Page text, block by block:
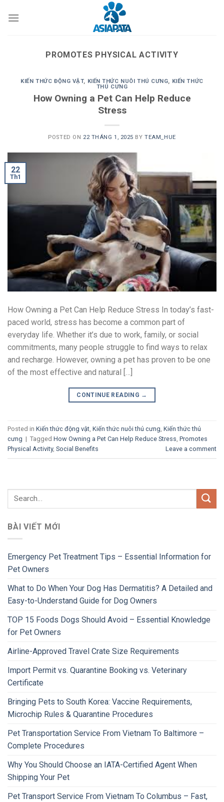
PROMOTES PHYSICAL ACTIVITY
KIẾN THỨC ĐỘNG VẬT, KIẾN THỨC NUÔI THÚ CƯNG, KIẾN THỨC
THÚ CƯNG
How Owning a Pet Can Help Reduce
Stress
POSTED ON 22 THÁNG 1, 2025 BYTEAM_HUE
22
Th1
How Owning a Pet Can Help Reduce Stress In today’s fast-
paced world, stress has become a common part of
everyday life. Whether it’s due to work, family, or social
commitments, many people struggle to find ways to relax
and recharge. However, owning a pet has proven to be one
of the most effective and natural […]
CONTINUE READING →
Posted in Kiến thức động vật, Kiến thức nuôi thú cưng, Kiến thức thú
cưng | Tagged How Owning a Pet Can Help Reduce Stress, Promotes
Physical Activity, Social Benefits Leave a comment
BÀI VIẾT MỚI
Emergency Pet Treatment Tips – Essential Information for
Pet Owners
What to Do When Your Dog Has Dermatitis? A Detailed and
Easy-to-Understand Guide for Dog Owners
TOP 15 Foods Dogs Should Avoid – Essential Knowledge
for Pet Owners
Airline-Approved Travel Crate Size Requirements
Import Permit vs. Quarantine Booking vs. Veterinary
Certificate
Bringing Pets to South Korea: Vaccine Requirements,
Microchip Rules & Quarantine Procedures
Pet Transportation Service From Vietnam To Baltimore –
Complete Procedures
Why You Should Choose an IATA-Certified Agent When
Shipping Your Pet
Pet Transport Service From Vietnam To Columbus – Fast,